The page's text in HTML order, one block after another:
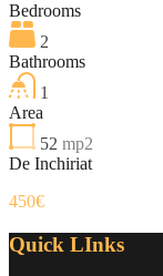
Bedrooms
2
Bathrooms
1
Area
52 mp2
De Inchiriat
450€
Quick LInks